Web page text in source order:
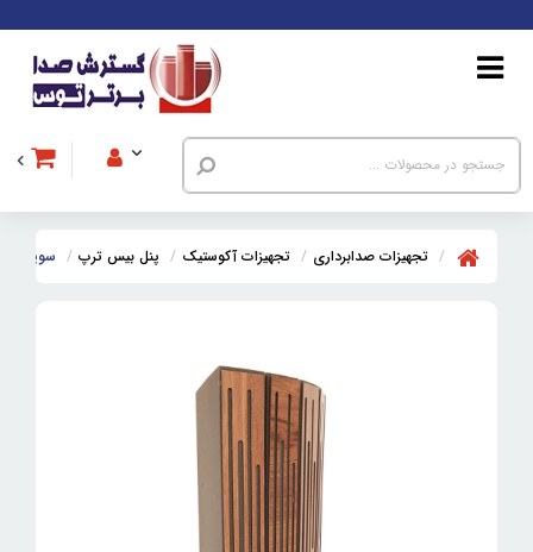
تجهیزات صدابرداری تجهیزات آکوستیک پنل بیس ترپ سوپر بیس ترپ 90